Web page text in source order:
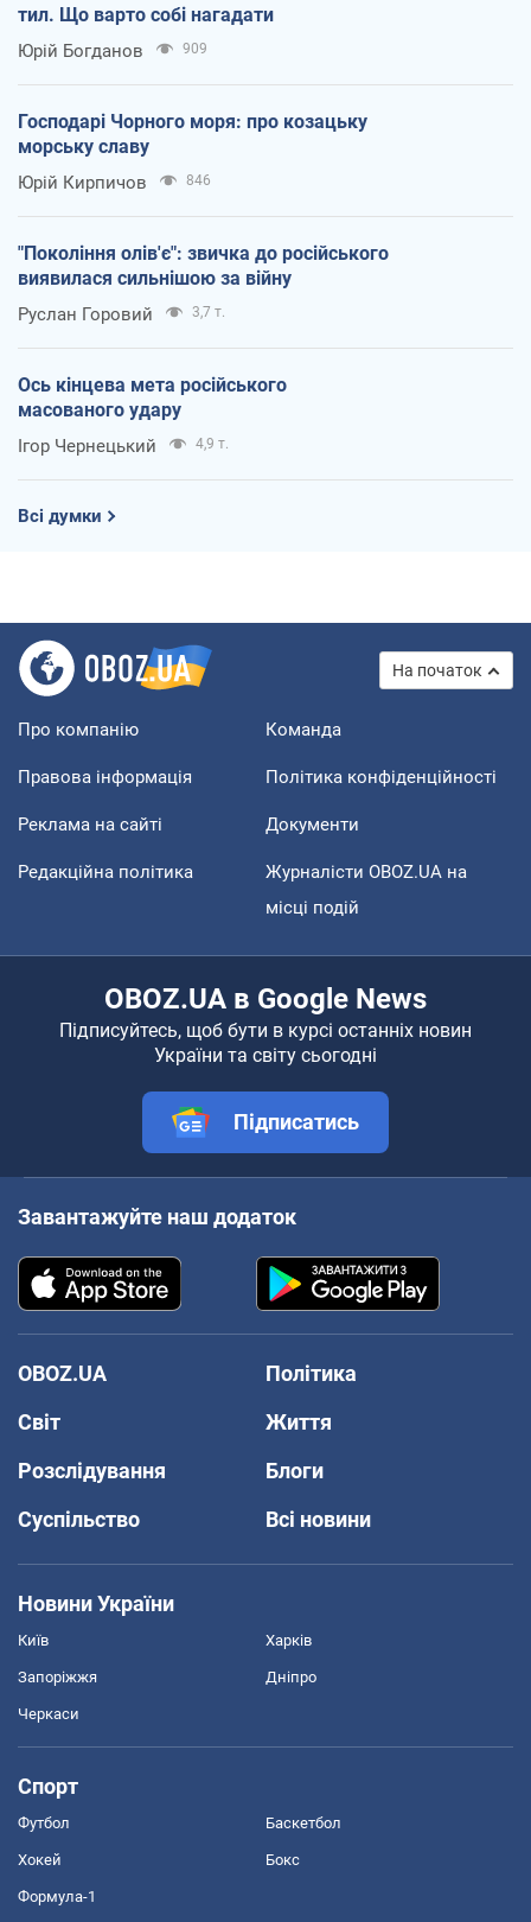
тил. Що варто собі нагадати
Юрій Богданов 909
Господарі Чорного моря: про козацьку
морську славу
Юрій Кирпичов 846
"Покоління олів'є": звичка до російського
виявилася сильнішою за війну
Руслан Горовий 3,7 т.
Ось кінцева мета російського
масованого удару
Ігор Чернецький 4,9 т.
Всі думки
На початок
Про компанію Команда
Правова інформація Політика конфіденційності
Реклама на сайті Документи
Редакційна політика
Журналісти OBOZ.UA на
місці подій
OBOZ.UA в Google News
Підписуйтесь, щоб бути в курсі останніх новин
України та світу сьогодні
Підписатись
Завантажуйте наш додаток
OBOZ.UA
Політика
Світ
Життя
Розслідування
Блоги
Суспільство
Всі новини
Новини України
Київ Харків
Запоріжжя Дніпро
Черкаси
Спорт
Футбол Баскетбол
Хокей Бокс
Формула-1